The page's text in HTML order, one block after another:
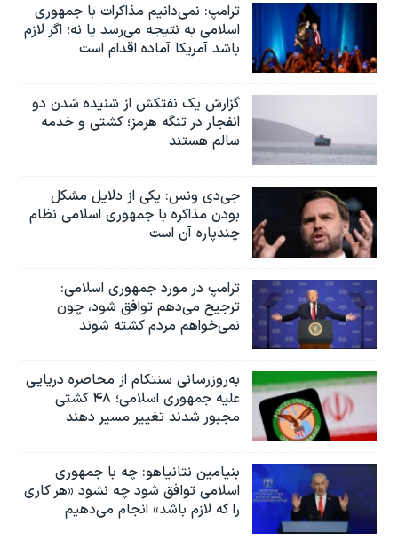
ترامپ: نمی‌دانیم مذاکرات با جمهوری
اسلامی به نتیجه می‌رسد یا نه؛ اگر لازم
باشد آمریکا آماده اقدام است
گزارش یک نفتکش از شنیده شدن دو
انفجار در تنگه هرمز؛ کشتی و خدمه
سالم هستند
جی‌دی ونس: یکی از دلایل مشکل
بودن مذاکره با جمهوری اسلامی نظام
چندپاره آن است
ترامپ در مورد جمهوری اسلامی:
ترجیح می‌دهم توافق شود، چون
نمی‌خواهم مردم کشته شوند
به‌روزرسانی سنتکام از محاصره دریایی
علیه جمهوری اسلامی؛ ۴۸ کشتی
مجبور شدند تغییر مسیر دهند
بنیامین نتانیاهو: چه با جمهوری
اسلامی توافق شود چه نشود «هر کاری
را که لازم باشد» انجام می‌دهیم